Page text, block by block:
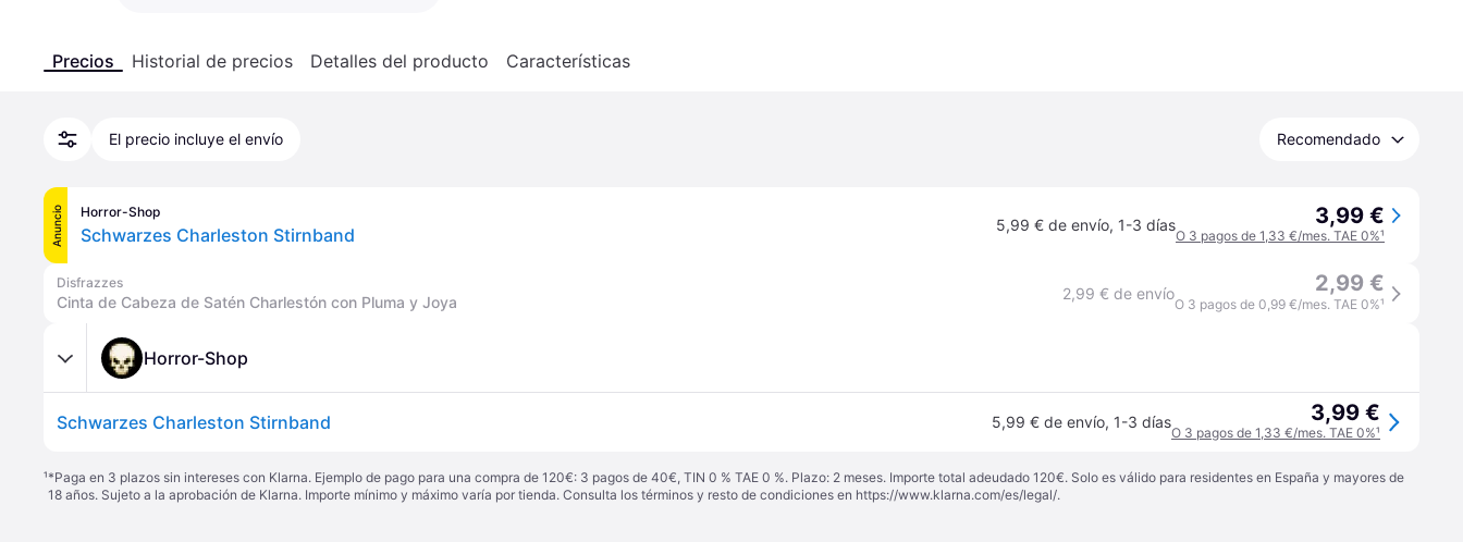
Precios Historial de precios Detalles del producto Características
El precio incluye el envío Recomendado
Anuncio Horror-Shop
Schwarzes Charleston Stirnband 5,99 € de envío, 1-3 días 3,99 €
O 3 pagos de 1,33 €/mes. TAE 0%¹
Disfrazzes
Cinta de Cabeza de Satén Charlestón con Pluma y Joya 2,99 € de envío 2,99 €
O 3 pagos de 0,99 €/mes. TAE 0%¹
Horror-Shop
Schwarzes Charleston Stirnband 5,99 € de envío, 1-3 días 3,99 €
O 3 pagos de 1,33 €/mes. TAE 0%¹
¹*Paga en 3 plazos sin intereses con Klarna. Ejemplo de pago para una compra de 120€: 3 pagos de 40€, TIN 0 % TAE 0 %. Plazo: 2 meses. Importe total adeudado 120€. Solo es válido para residentes en España y mayores de
18 años. Sujeto a la aprobación de Klarna. Importe mínimo y máximo varía por tienda. Consulta los términos y resto de condiciones en https://www.klarna.com/es/legal/.